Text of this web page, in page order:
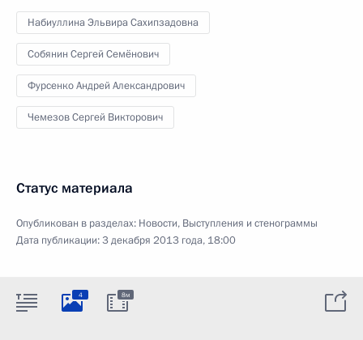
Набиуллина Эльвира Сахипзадовна
Собянин Сергей Семёнович
Фурсенко Андрей Александрович
Чемезов Сергей Викторович
Статус материала
Опубликован в разделах: Новости, Выступления и стенограммы
Дата публикации:3 декабря 2013 года, 18:00
4 8м